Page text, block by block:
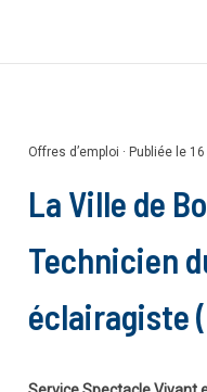
Offres d’emploi · Publiée le
La Ville de
Technicien
éclairagiste